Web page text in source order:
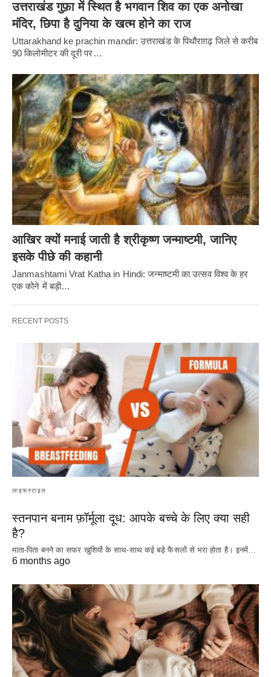
उत्तराखंड गुफ़ा में स्थित है भगवान शिव का एक अनोखा
मंदिर, छिपा है दुनिया के खत्म होने का राज
Uttarakhand ke prachin mandir: उत्तराखंड के पिथौराग़ढ़ जिले से करीब
90 किलोमीटर की दूरी पर…
आखिर क्यों मनाई जाती है श्रीकृष्ण जन्माष्टमी, जानिए
इसके पीछे की कहानी
Janmashtami Vrat Katha in Hindi: जन्माष्टमी का उत्सव विश्व के हर
एक कोने में बड़ी…
RECENT POSTS
लाइफस्टाइल
स्तनपान बनाम फ़ॉर्मूला दूध: आपके बच्चे के लिए क्या सही
है?
माता-पिता बनने का सफर खुशियों के साथ-साथ कई बड़े फैसलों से भरा होता है। इनमें…
6 months ago